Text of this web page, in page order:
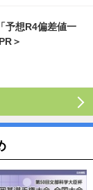
予想R4偏差値一
＞